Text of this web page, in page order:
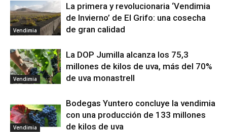
Vendimia
La primera y revolucionaria ‘Vendimia
de Invierno’ de El Grifo: una cosecha
de gran calidad
Vendimia
La DOP Jumilla alcanza los 75,3
millones de kilos de uva, más del 70%
de uva monastrell
Vendimia
Bodegas Yuntero concluye la vendimia
con una producción de 133 millones
de kilos de uva